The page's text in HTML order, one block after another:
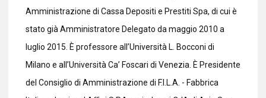
Amministrazione di Cassa Depositi e Prestiti Spa, di cui è
stato già Amministratore Delegato da maggio 2010 a
luglio 2015. È professore all’Università L. Bocconi di
Milano e all’Università Ca’ Foscari di Venezia. È Presidente
del Consiglio di Amministrazione di F.I.L.A. - Fabbrica